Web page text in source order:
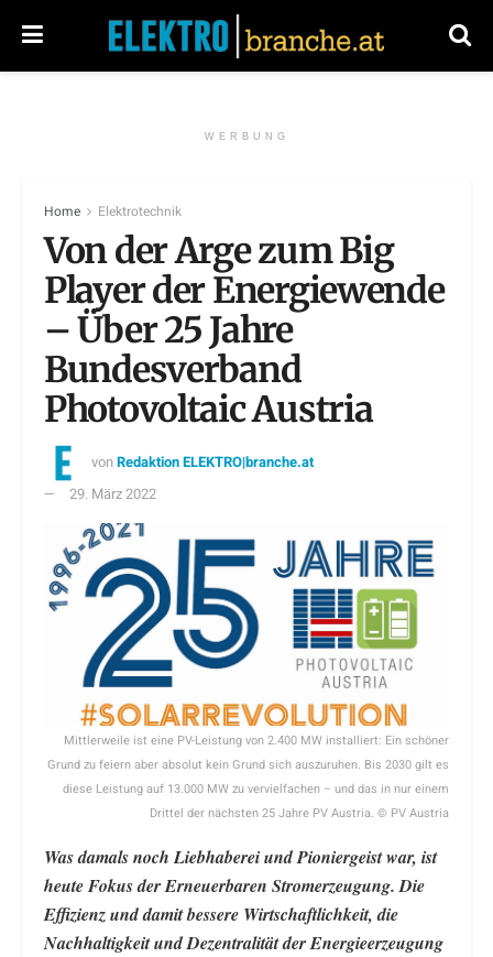
WERBUNG
Home Elektrotechnik
Von der Arge zum Big
Player der Energiewende
– Über 25 Jahre
Bundesverband
Photovoltaic Austria
vonRedaktion ELEKTRO|branche.at
29. März 2022
Mittlerweile ist eine PV-Leistung von 2.400 MW installiert: Ein schöner
Grund zu feiern aber absolut kein Grund sich auszuruhen. Bis 2030 gilt es
diese Leistung auf 13.000 MW zu vervielfachen – und das in nur einem
Drittel der nächsten 25 Jahre PV Austria. © PV Austria
Was damals noch Liebhaberei und Pioniergeist war, ist
heute Fokus der Erneuerbaren Stromerzeugung. Die
Effizienz und damit bessere Wirtschaftlichkeit, die
Nachhaltigkeit und Dezentralität der Energieerzeugung